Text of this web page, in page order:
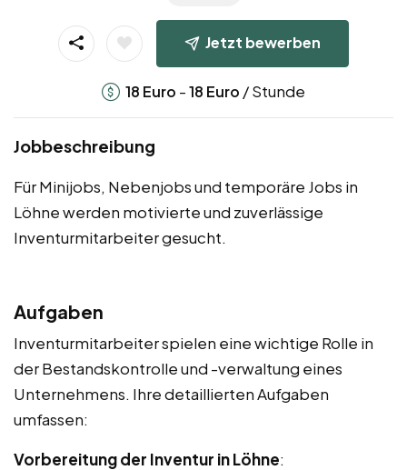
Jetzt bewerben
18 Euro -18 Euro / Stunde
Jobbeschreibung
Für Minijobs, Nebenjobs und temporäre Jobs in
Löhne werden motivierte und zuverlässige
Inventurmitarbeiter gesucht.
Aufgaben
Inventurmitarbeiter spielen eine wichtige Rolle in
der Bestandskontrolle und -verwaltung eines
Unternehmens. Ihre detaillierten Aufgaben
umfassen:
Vorbereitung der Inventur in Löhne: